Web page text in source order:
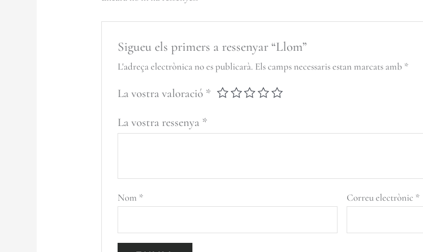
Sigueu els primers a ressenyar “Llom”
L'adreça electrònica no es publicarà. Els camps necessaris estan marcats amb *
La vostra valoració *
La vostra ressenya *
Nom * Correu electrònic *